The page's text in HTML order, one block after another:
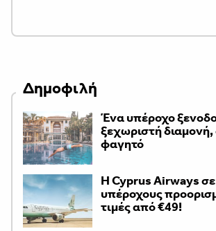
Δημοφιλή
Ένα υπέροχο
ξεχωριστή
φαγητό
H Cyprus Airways σε
υπέροχους
τιμές από €49!